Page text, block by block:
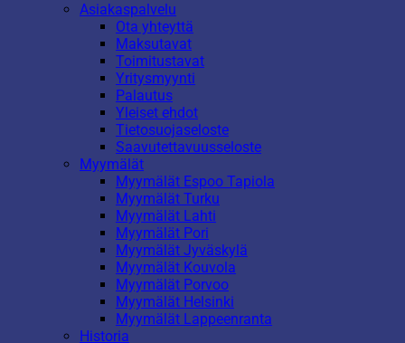
Asiakaspalvelu
Ota yhteyttä
Maksutavat
Toimitustavat
Yritysmyynti
Palautus
Yleiset ehdot
Tietosuojaseloste
Saavutettavuusseloste
Myymälät
Myymälät Espoo Tapiola
Myymälät Turku
Myymälät Lahti
Myymälät Pori
Myymälät Jyväskylä
Myymälät Kouvola
Myymälät Porvoo
Myymälät Helsinki
Myymälät Lappeenranta
Historia